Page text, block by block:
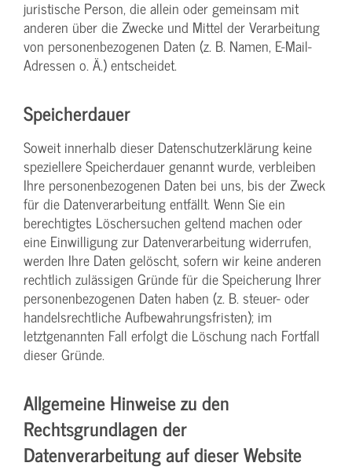
juristische Person, die allein oder gemeinsam mit
anderen über die Zwecke und Mittel der Verarbeitung
von personenbezogenen Daten (z. B. Namen, E-Mail-
Adressen o. Ä.) entscheidet.
Speicherdauer
Soweit innerhalb dieser Datenschutzerklärung keine
speziellere Speicherdauer genannt wurde, verbleiben
Ihre personenbezogenen Daten bei uns, bis der Zweck
für die Datenverarbeitung entfällt. Wenn Sie ein
berechtigtes Löschersuchen geltend machen oder
eine Einwilligung zur Datenverarbeitung widerrufen,
werden Ihre Daten gelöscht, sofern wir keine anderen
rechtlich zulässigen Gründe für die Speicherung Ihrer
personenbezogenen Daten haben (z. B. steuer- oder
handelsrechtliche Aufbewahrungsfristen); im
letztgenannten Fall erfolgt die Löschung nach Fortfall
dieser Gründe.
Allgemeine Hinweise zu den
Rechtsgrundlagen der
Datenverarbeitung auf dieser Website